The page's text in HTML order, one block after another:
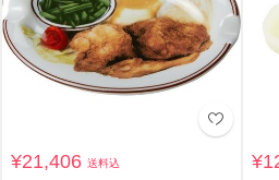
¥21,406送料込